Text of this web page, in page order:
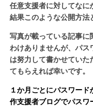
任意支援者に対してなに
結果このような公開方法
写真が載っている記事に
わけありませんが、パ
は努力して書かせてい
てもらえれば幸いです。
１か月ごとにパスワード
作支援者ブログでパスワ